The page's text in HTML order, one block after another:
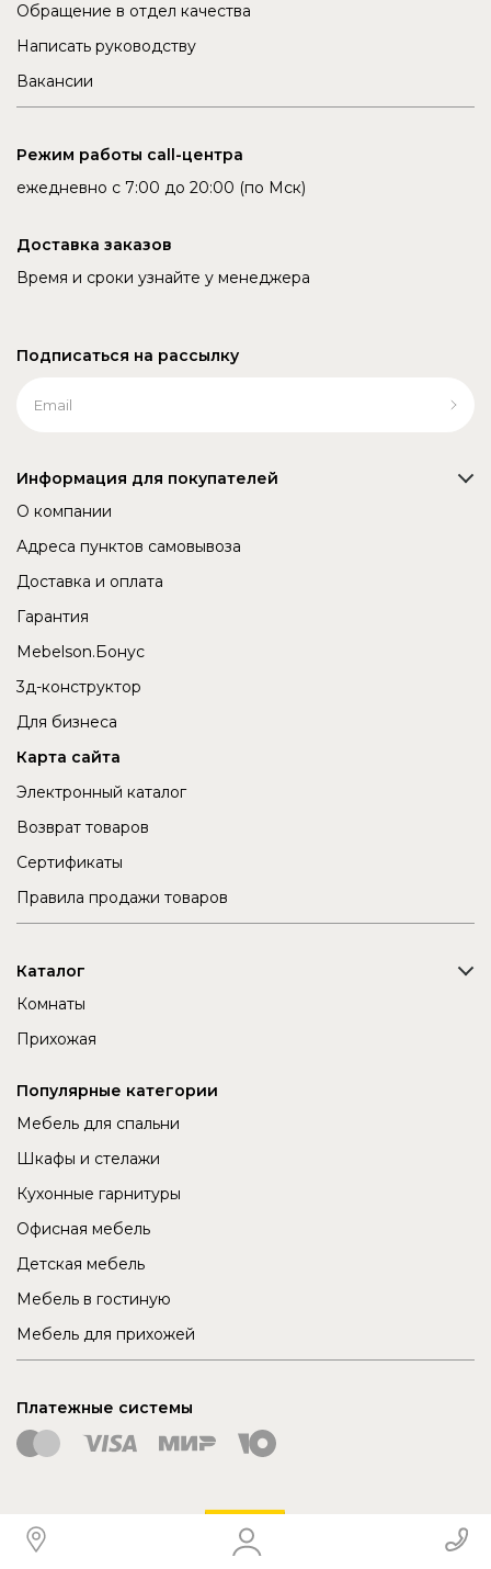
Обращение в отдел качества
Написать руководству
Вакансии
Режим работы call-центра
ежедневно с 7:00 до 20:00 (по Мск)
Доставка заказов
Время и сроки узнайте у менеджера
Подписаться на рассылку
Информация для покупателей
О компании
Адреса пунктов самовывоза
Доставка и оплата
Гарантия
Mebelson.Бонус
3д-конструктор
Для бизнеса
Карта сайта
Электронный каталог
Возврат товаров
Сертификаты
Правила продажи товаров
Каталог
Комнаты
Прихожая
Популярные категории
Мебель для спальни
Шкафы и стелажи
Кухонные гарнитуры
Офисная мебель
Детская мебель
Мебель в гостиную
Мебель для прихожей
Платежные системы